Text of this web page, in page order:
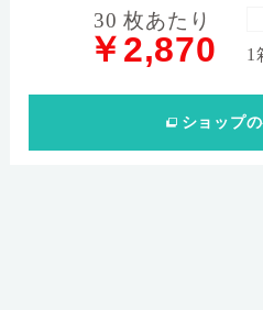
30 枚あたり
￥2,870 1
ショップ